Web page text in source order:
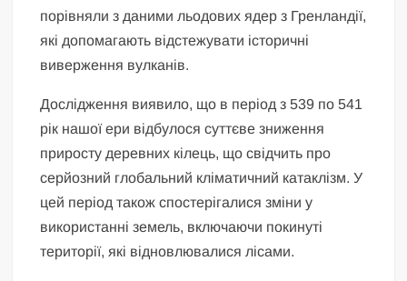
порівняли з даними льодових ядер з Гренландії,
які допомагають відстежувати історичні
виверження вулканів.
Дослідження виявило, що в період з 539 по 541
рік нашої ери відбулося суттєве зниження
приросту деревних кілець, що свідчить про
серйозний глобальний кліматичний катаклізм. У
цей період також спостерігалися зміни у
використанні земель, включаючи покинуті
території, які відновлювалися лісами.